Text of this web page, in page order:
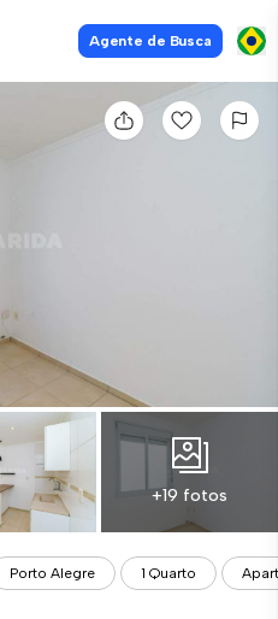
Agente de Busca
+19 fotos
Porto Alegre 1 Quarto